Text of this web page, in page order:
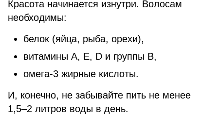
Красота начинается изнутри. Волосам
необходимы:
белок (яйца, рыба, орехи),
витамины A, E, D и группы B,
омега-3 жирные кислоты.
И, конечно, не забывайте пить не менее
1,5–2 литров воды в день.